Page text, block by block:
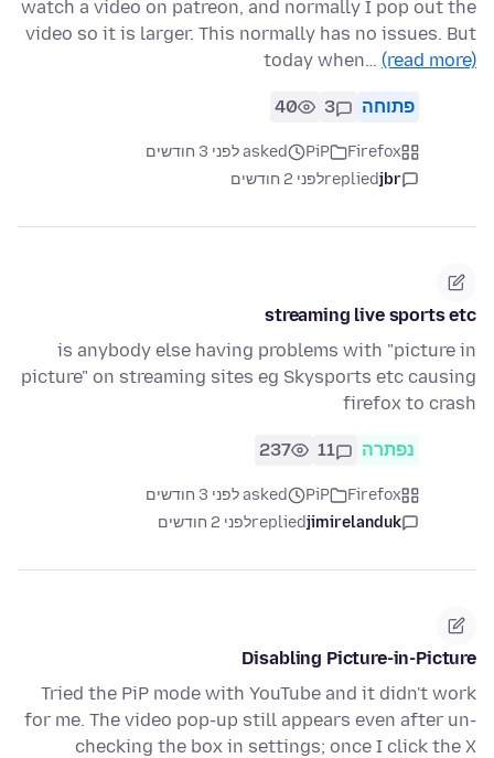
watch a video on patreon, and normally I pop out the
video so it is larger. This normally has no issues. But
today when… (read more)
פתוחה 3
40
Firefox
PiP
asked לפני 3 חודשים
jbr
repliedלפני 2 חודשים
streaming live sports etc
is anybody else having problems with "picture in
picture" on streaming sites eg Skysports etc causing
firefox to crash
נפתרה 11
237
Firefox
PiP
asked לפני 3 חודשים
jimirelanduk
repliedלפני 2 חודשים
Disabling Picture-in-Picture
Tried the PiP mode with YouTube and it didn't work
for me. The video pop-up still appears even after un-
checking the box in settings; once I click the X